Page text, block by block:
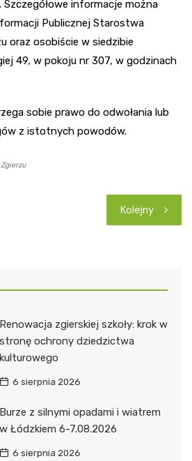
informacje można
Publicznej Starostwa
oraz osobiście w siedzibie
49, w pokoju nr 307, w godzinach
sobie prawo do odwołania lub
z istotnych powodów.
Kolejny
Renowacja zgierskiej szkoły: krok w
stronę ochrony dziedzictwa
kulturowego
6 sierpnia 2026
Burze z silnymi opadami i wiatrem
w Łódzkiem 6-7.08.2026
6 sierpnia 2026